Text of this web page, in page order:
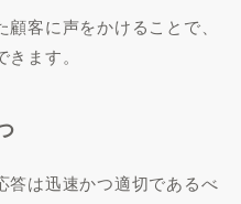
客に声をかけることで、
ます。
答は迅速かつ適切であるべ